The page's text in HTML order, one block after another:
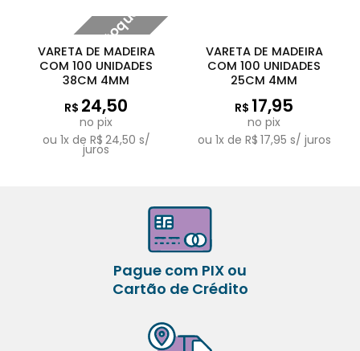
Fora de estoque
VARETA DE MADEIRA
COM 100 UNIDADES
38CM 4MM
R$ 24,50
no pix
ou 1x de R$ 24,50 s/
juros
VARETA DE MADEIRA
COM 100 UNIDADES
25CM 4MM
R$ 17,95
no pix
ou 1x de R$ 17,95 s/ juros
Pague com PIX ou
Cartão de Crédito